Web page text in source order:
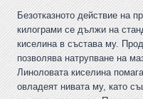
Безотказното действие на
килограми се дължи на
киселина в състава му.
позволява натрупване на
Линоловата киселина
овладеят нивата му, като